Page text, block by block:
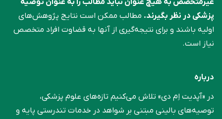
غیرمتخصص به هیچ عنوان نباید مطالب را به عنوان توصیه
پزشکی در نظر بگیرند. مطالب ممکن است نتایج پژوهش‌های
اولیه باشند و برای نتیجه‌گیری از آنها به قضاوت افراد متخصص
نیاز است.
درباره
در «آپدیت اِم دی» تلاش می‌کنیم تازه‌های علوم پزشکی،
توصیه‌های بالینی مبتنی بر شواهد در خدمات تندرستی پایه و